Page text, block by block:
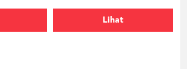
Lihat